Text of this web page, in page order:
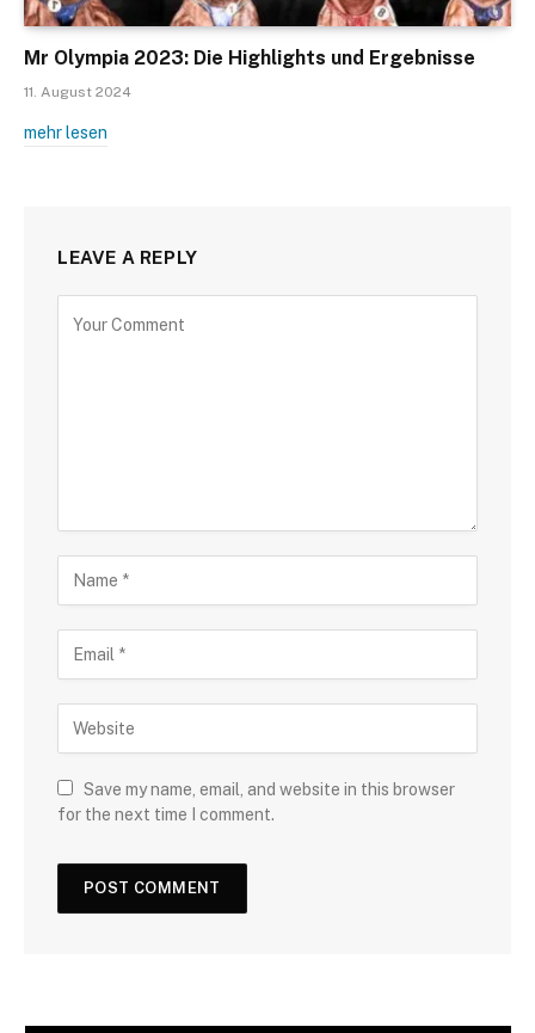
Mr Olympia 2023: Die Highlights und Ergebnisse
11. August 2024
mehr lesen
LEAVE A REPLY
Save my name, email, and website in this browser
for the next time I comment.